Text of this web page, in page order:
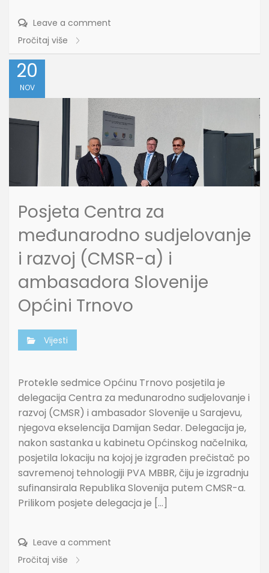
Leave a comment
Pročitaj više
20
NOV
Posjeta Centra za
međunarodno sudjelovanje
i razvoj (CMSR-a) i
ambasadora Slovenije
Općini Trnovo
Vijesti
Protekle sedmice Općinu Trnovo posjetila je
delegacija Centra za međunarodno sudjelovanje i
razvoj (CMSR) i ambasador Slovenije u Sarajevu,
njegova ekselencija Damijan Sedar. Delegacija je,
nakon sastanka u kabinetu Općinskog načelnika,
posjetila lokaciju na kojoj je izgrađen prečistač po
savremenoj tehnologiji PVA MBBR, čiju je izgradnju
sufinansirala Republika Slovenija putem CMSR-a.
Prilikom posjete delegacja je […]
Leave a comment
Pročitaj više